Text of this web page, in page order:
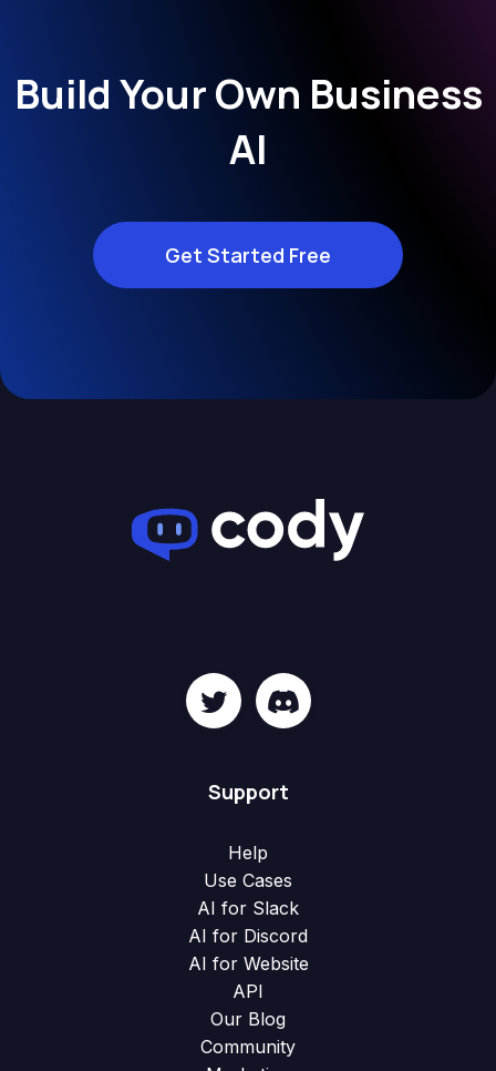
Build Your Own Business
AI
Get Started Free
Support
Help
Use Cases
AI for Slack
AI for Discord
AI for Website
API
Our Blog
Community